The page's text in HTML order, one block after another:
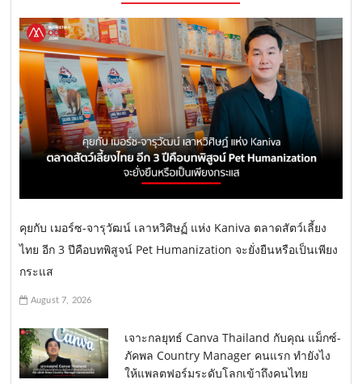
คุยกับ เมอร์ซ-จารุวัฒน์ เลาหวิศิษฏ์ แห่ง Kaniva ตลาดสัตว์เลี้ยง
ไทย อีก 3 ปีคือบทพิสูจน์ Pet Humanization จะยั่งยืนหรือเป็นเพียง
กระแส
August 7, 2026
เจาะกลยุทธ์ Canva Thailand กับคุณ แม็กซ์-
ภัคพล Country Manager คนแรก ทำยังไง
ให้แพลตฟอร์มระดับโลกเข้าถึงคนไทย